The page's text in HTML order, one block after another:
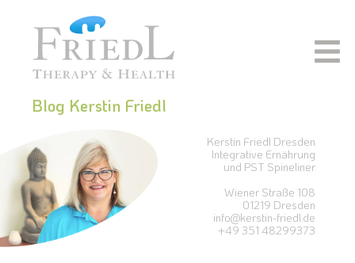
Blog Kerstin Friedl
Kerstin Friedl Dresden
Integrative Ernährung
und PST Spineliner
Wiener Straße 108
01219 Dresden
info@kerstin-friedl.de
+49 351 48299373